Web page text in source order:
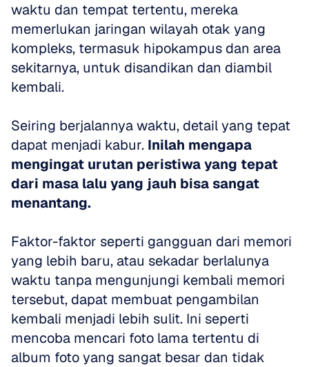
waktu dan tempat tertentu, mereka
memerlukan jaringan wilayah otak yang
kompleks, termasuk hipokampus dan area
sekitarnya, untuk disandikan dan diambil
kembali.
Seiring berjalannya waktu, detail yang tepat
dapat menjadi kabur. Inilah mengapa
mengingat urutan peristiwa yang tepat
dari masa lalu yang jauh bisa sangat
menantang.
Faktor-faktor seperti gangguan dari memori
yang lebih baru, atau sekadar berlalunya
waktu tanpa mengunjungi kembali memori
tersebut, dapat membuat pengambilan
kembali menjadi lebih sulit. Ini seperti
mencoba mencari foto lama tertentu di
album foto yang sangat besar dan tidak